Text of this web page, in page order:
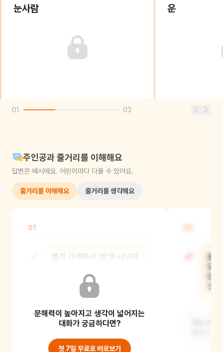
눈사람 운
01 03
주인공과 줄거리를 이해해요
답변은 예시에요. 어린이마다 다를 수 있어요.
줄거리를 이해해요 줄거리를 생각해요
01
뽑기 기계에서 '꽝'이 나오자
뭐라고 했어?
율동이가 운이 나빠서 꽝이 나온 거라고
화를 냈어요.
문해력이 높아지고 생각이 넓어지는
대화가 궁금하다면?
첫 7일 무료로 바로보기
율동
운
알
있
책을 다시